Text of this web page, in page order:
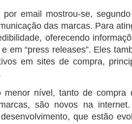
por email mostrou-se,
das marcas. Para
oferecendo
em “press releases”. Eles
em sites de compra,
menor nível, tanto de compra
são novos na internet.
que estão